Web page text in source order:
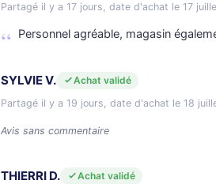
Partagé il y a 17 jours, date d'achat le 17
Personnel agréable, magasin
SYLVIE V.
Achat validé
Partagé il y a 19 jours, date d'achat le 18
Avis sans commentaire
THIERRI D.
Achat validé